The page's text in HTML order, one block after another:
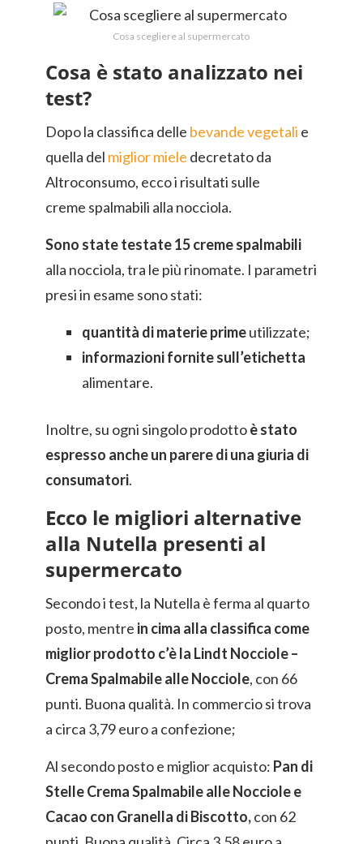
Cosa scegliere al supermercato
Cosa è stato analizzato nei
test?
Dopo la classifica delle bevande vegetali e
quella del miglior miele decretato da
Altroconsumo, ecco i risultati sulle
creme spalmabili alla nocciola.
Sono state testate 15 creme spalmabili
alla nocciola, tra le più rinomate. I parametri
presi in esame sono stati:
quantità di materie primeutilizzate;
informazioni fornite sull’etichetta
alimentare.
Inoltre, su ogni singolo prodottoè stato
espresso anche un parere di una giuria di
consumatori.
Ecco le migliori alternative
alla Nutella presenti al
supermercato
Secondo i test, la Nutella è ferma al quarto
posto, mentre in cima alla classifica come
miglior prodotto c’è la Lindt Nocciole –
Crema Spalmabile alle Nocciole, con 66
punti. Buona qualità. In commercio si trova
a circa 3,79 euro a confezione;
Al secondo posto e miglior acquisto: Pan di
Stelle Crema Spalmabile alle Nocciole e
Cacao con Granella di Biscotto,con 62